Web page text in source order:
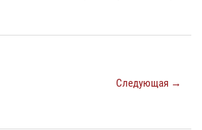
Следующая →